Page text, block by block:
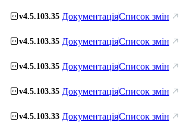
v4.5.103.35 ДокументаціяСписок змін
v4.5.103.35 ДокументаціяСписок змін
v4.5.103.35 ДокументаціяСписок змін
v4.5.103.35 ДокументаціяСписок змін
v4.5.103.33 ДокументаціяСписок змін